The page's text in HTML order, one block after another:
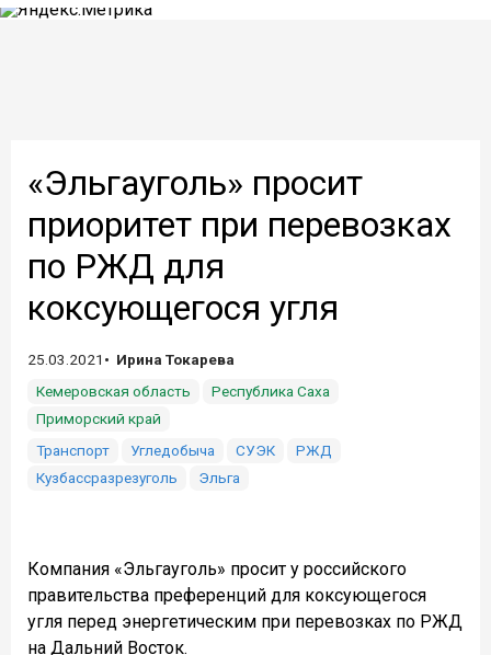
«Эльгауголь» просит
приоритет при перевозках
по РЖД для
коксующегося угля
25.03.2021
Ирина Токарева
Кемеровская область
Республика Саха
Приморский край
Транспорт
Угледобыча СУЭК
РЖД
Кузбассразрезуголь
Эльга
Компания «Эльгауголь» просит у российского
правительства преференций для коксующегося
угля перед энергетическим при перевозках по РЖД
на Дальний Восток.